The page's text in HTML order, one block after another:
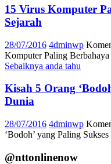
15 Virus Komputer
Sejarah
28/07/2016 4dminwp
Komputer Paling Berbahaya
Sebaiknya anda tahu
Kisah 5 Orang
Dunia
28/07/2016 4dminwp
‘Bodoh’ yang Paling
@nttonlinenow